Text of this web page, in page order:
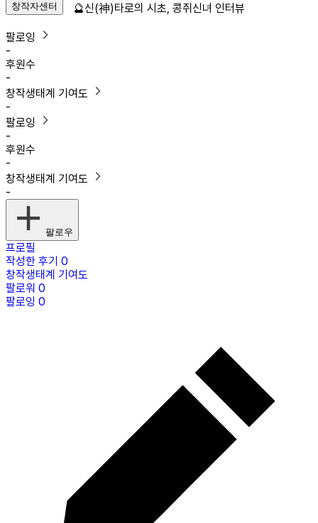
창작자센터
팔로잉
-
후원수
-
창작생태계 기여도
-
팔로잉
-
후원수
-
창작생태계 기여도
-
팔로우
프로필
작성한 후기 0
창작생태계 기여도
팔로워 0
팔로잉 0
🔮신(神)타로의 시초, 콩쥐신녀 인터뷰